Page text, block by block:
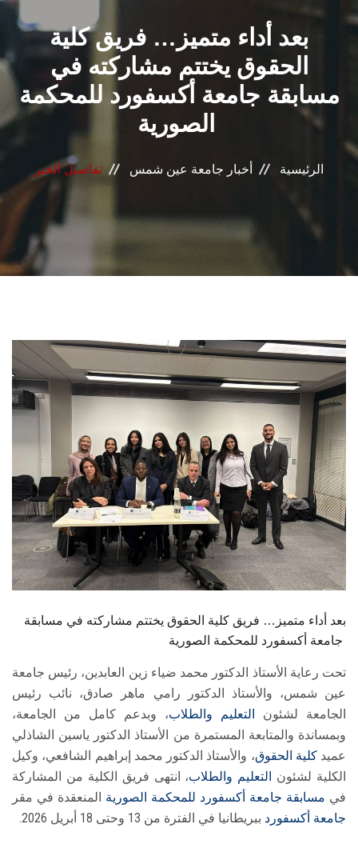
الشئون الأكاديمية
البحث العلمي
الرعاية الصحية
المراكز والوحدات
الأنظمة الذكية
الإعلام
الطلاب
هيئة التدريس
الدراسات العليا
الخريجين
الموظفون
الزائـرون
بعد أداء متميز… فريق كلية
الحقوق يختتم مشاركته في
مسابقة جامعة أكسفورد للمحكمة
الرئيسية أخبار جامعة عين شمس تفاصيل الخبر
بعد أداء متميز… فريق كلية الحقوق يختتم مشاركته في مسابقة
تحت رعاية الأستاذ الدكتور محمد ضياء زين العابدين، رئيس جامعة
عين شمس، والأستاذ الدكتور رامي ماهر صادق، نائب رئيس
الجامعة لشئون
التعليم والطلاب، وبدعم كامل من الجامعة،
وبمساندة والمتابعة المستمرة من الأستاذ الدكتور ياسين الشاذلي
عميدكلية الحقوق، والأستاذ الدكتور محمد إبراهيم الشافعي، وكيل
الكلية لشئون
التعليم والطلاب، انتهى فريق الكلية من المشاركة
في مسابقة جامعة أكسفورد للمحكمة الصورية المنعقدة في مقر
جامعة أكسفورد ببريطانيا في الفترة من 13 وحتى 18 أبريل 2026.